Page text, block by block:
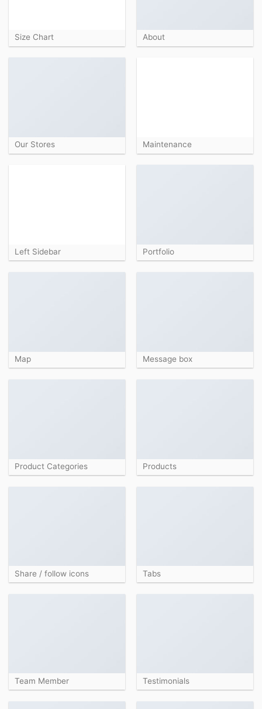
Size Chart About
Our Stores Maintenance
Left Sidebar Portfolio
Map Message box
Product Categories Products
Share / follow icons Tabs
Team Member Testimonials